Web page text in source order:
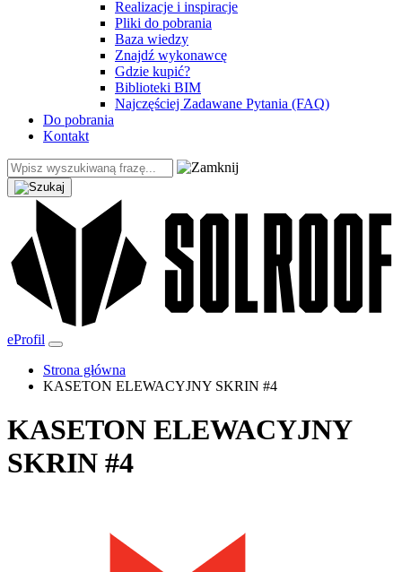
Realizacje i inspiracje
Pliki do pobrania
Baza wiedzy
Znajdź wykonawcę
Gdzie kupić?
Biblioteki BIM
Najczęściej Zadawane Pytania (FAQ)
Do pobrania
Kontakt
eProfil
Strona główna
KASETON ELEWACYJNY SKRIN #4
KASETON ELEWACYJNY
SKRIN #4